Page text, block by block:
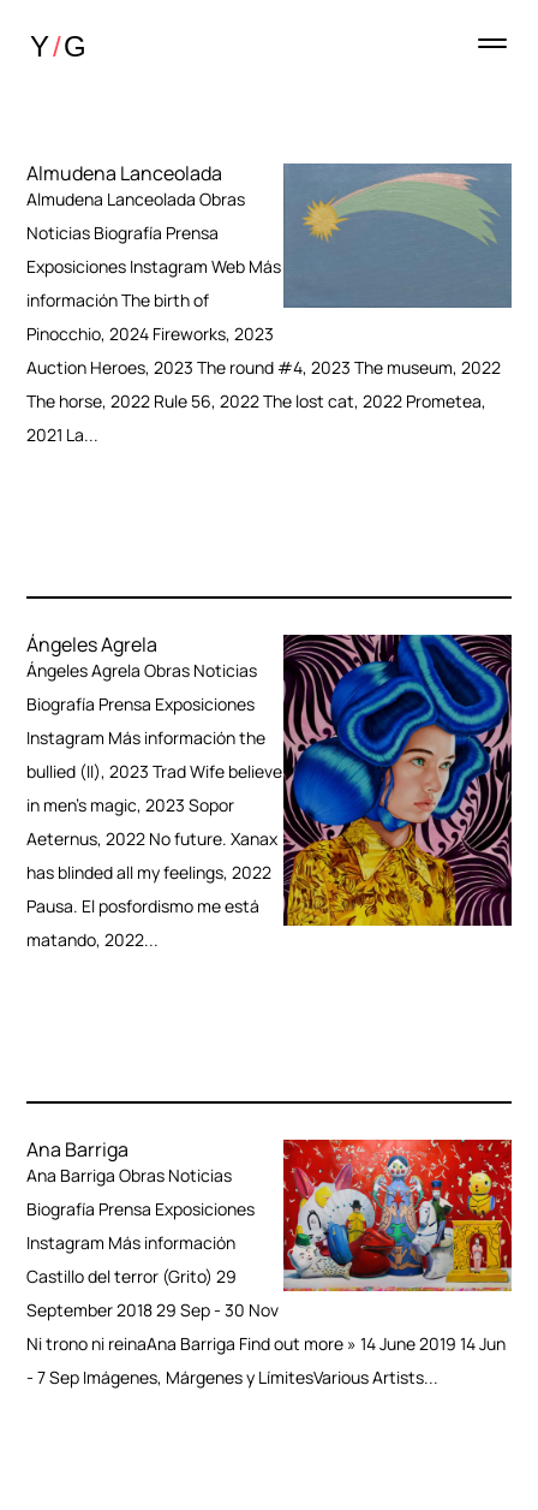
Almudena Lanceolada
Almudena Lanceolada Obras
Noticias Biografía Prensa
Exposiciones Instagram Web Más
información The birth of
Pinocchio, 2024 Fireworks, 2023
Auction Heroes, 2023 The round #4, 2023 The museum, 2022
The horse, 2022 Rule 56, 2022 The lost cat, 2022 Prometea,
2021 La...
Ángeles Agrela
Ángeles Agrela Obras Noticias
Biografía Prensa Exposiciones
Instagram Más información the
bullied (II), 2023 Trad Wife believe
in men’s magic, 2023 Sopor
Aeternus, 2022 No future. Xanax
has blinded all my feelings, 2022
Pausa. El posfordismo me está
matando, 2022...
Ana Barriga
Ana Barriga Obras Noticias
Biografía Prensa Exposiciones
Instagram Más información
Castillo del terror (Grito) 29
September 2018 29 Sep - 30 Nov
Ni trono ni reinaAna Barriga Find out more » 14 June 2019 14 Jun
- 7 Sep Imágenes, Márgenes y LímitesVarious Artists...